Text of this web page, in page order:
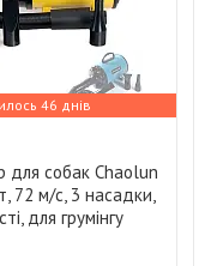
46 днів
собак Chaolun
72 м/с, 3 насадки,
для грумінгу